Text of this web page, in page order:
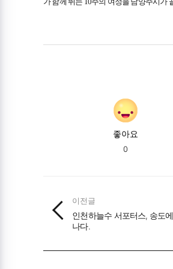
좋아요
0
이전글
인천하늘수 서포터스, 송도
나다.